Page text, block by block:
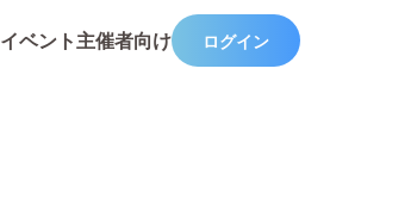
イベント主催者向け ログイン